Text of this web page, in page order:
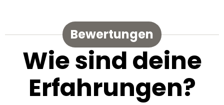
Bewertungen
Wie sind deine
Erfahrungen?